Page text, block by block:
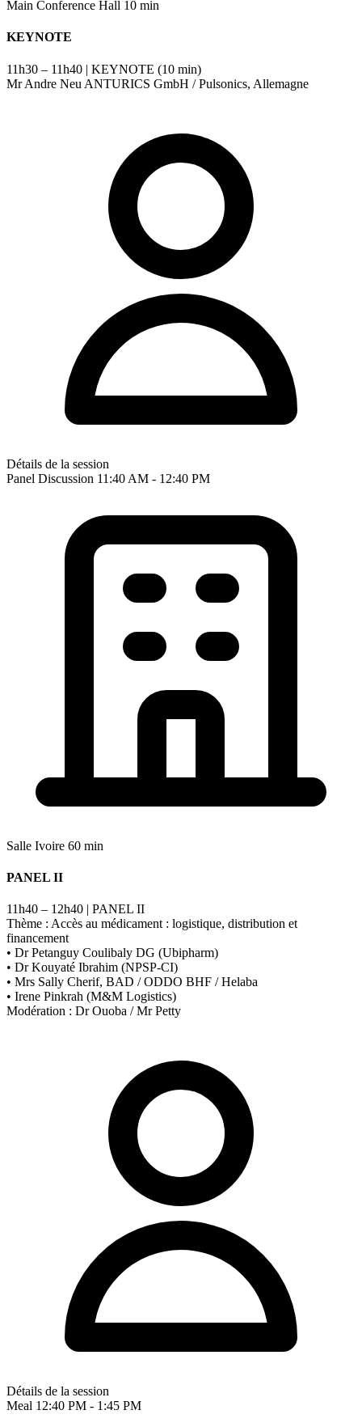
Main Conference Hall 10 min
KEYNOTE
11h30 – 11h40 | KEYNOTE (10 min)
Mr Andre Neu ANTURICS GmbH / Pulsonics, Allemagne
Détails de la session
Panel Discussion 11:40 AM - 12:40 PM
Salle Ivoire 60 min
PANEL II
11h40 – 12h40 | PANEL II
Thème : Accès au médicament : logistique, distribution et
financement
• Dr Petanguy Coulibaly DG (Ubipharm)
• Dr Kouyaté Ibrahim (NPSP-CI)
• Mrs Sally Cherif, BAD / ODDO BHF / Helaba
• Irene Pinkrah (M&M Logistics)
Modération : Dr Ouoba / Mr Petty
Détails de la session
Meal 12:40 PM - 1:45 PM